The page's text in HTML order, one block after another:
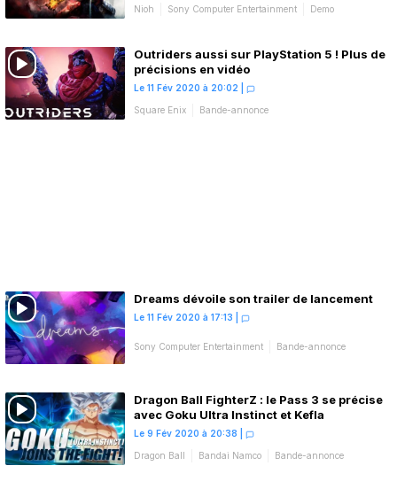
Nioh Sony Computer Entertainment Demo
Outriders aussi sur PlayStation 5 ! Plus de
précisions en vidéo
Le 11 Fév 2020 à 20:02
Square Enix Bande-annonce
Dreams dévoile son trailer de lancement
Le 11 Fév 2020 à 17:13
Sony Computer Entertainment
Bande-annonce
Dragon Ball FighterZ : le Pass 3 se précise
avec Goku Ultra Instinct et Kefla
Le 9 Fév 2020 à 20:38
Dragon Ball Bandai Namco
Bande-annonce